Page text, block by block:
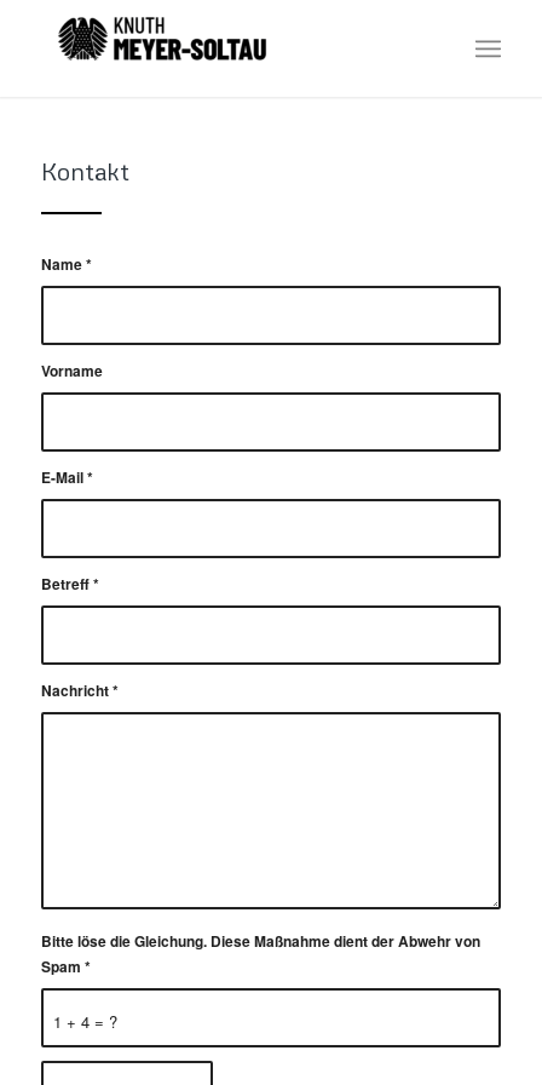
Kontakt
Name*
Vorname
E-Mail*
Betreff*
Nachricht*
1 + 4 = ?
Bitte löse die Gleichung. Diese Maßnahme dient der Abwehr von
Spam *